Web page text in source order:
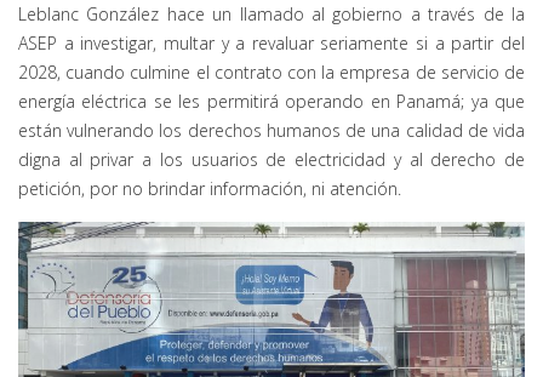
Leblanc González hace un llamado al gobierno a través de la
ASEP a investigar, multar y a revaluar seriamente si a partir del
2028, cuando culmine el contrato con la empresa de servicio de
energía eléctrica se les permitirá operando en Panamá; ya que
están vulnerando los derechos humanos de una calidad de vida
digna al privar a los usuarios de electricidad y al derecho de
petición, por no brindar información, ni atención.